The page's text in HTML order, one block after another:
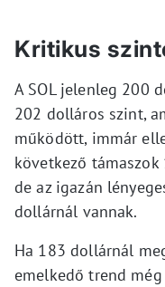
Kritikus
A SOL jelenleg 200
202 dolláros szint,
működött, immár
következő
de az igazán
dollárnál vannak.
Ha 183 dollárnál
emelkedő trend